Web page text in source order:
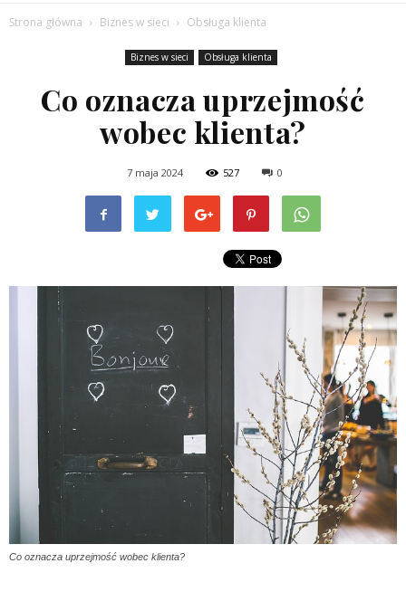
Strona główna Biznes w sieci Obsługa klienta
Biznes w sieci Obsługa klienta
Co oznacza uprzejmość
wobec klienta?
7 maja 2024 527 0
Co oznacza uprzejmość wobec klienta?